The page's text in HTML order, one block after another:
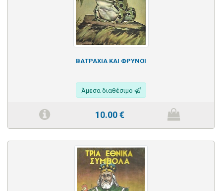
ΒΑΤΡΑΧΙΑ ΚΑΙ ΦΡΥΝΟΙ
Άμεσα διαθέσιμο
10.00€